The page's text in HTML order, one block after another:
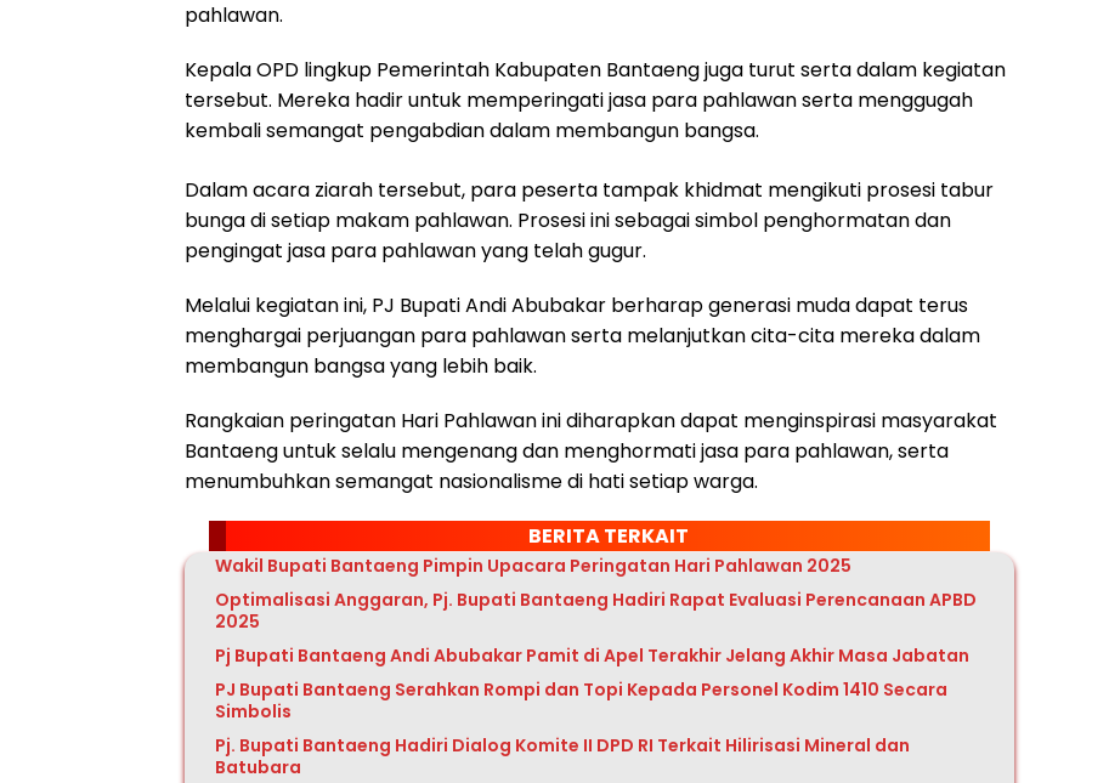
pahlawan.
Kepala OPD lingkup Pemerintah Kabupaten Bantaeng juga turut serta dalam kegiatan
tersebut. Mereka hadir untuk memperingati jasa para pahlawan serta menggugah
kembali semangat pengabdian dalam membangun bangsa.
Dalam acara ziarah tersebut, para peserta tampak khidmat mengikuti prosesi tabur
bunga di setiap makam pahlawan. Prosesi ini sebagai simbol penghormatan dan
pengingat jasa para pahlawan yang telah gugur.
Melalui kegiatan ini, PJ Bupati Andi Abubakar berharap generasi muda dapat terus
menghargai perjuangan para pahlawan serta melanjutkan cita-cita mereka dalam
membangun bangsa yang lebih baik.
Rangkaian peringatan Hari Pahlawan ini diharapkan dapat menginspirasi masyarakat
Bantaeng untuk selalu mengenang dan menghormati jasa para pahlawan, serta
menumbuhkan semangat nasionalisme di hati setiap warga.
BERITA TERKAIT
Wakil Bupati Bantaeng Pimpin Upacara Peringatan Hari Pahlawan 2025
Optimalisasi Anggaran, Pj. Bupati Bantaeng Hadiri Rapat Evaluasi Perencanaan APBD
2025
Pj Bupati Bantaeng Andi Abubakar Pamit di Apel Terakhir Jelang Akhir Masa Jabatan
PJ Bupati Bantaeng Serahkan Rompi dan Topi Kepada Personel Kodim 1410 Secara
Simbolis
Pj. Bupati Bantaeng Hadiri Dialog Komite II DPD RI Terkait Hilirisasi Mineral dan
Batubara